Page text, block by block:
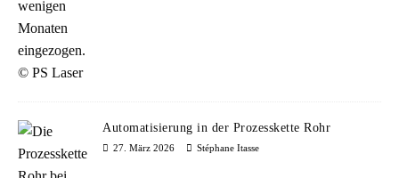
Automatisierung in der Prozesskette Rohr
27. März 2026 Stéphane Itasse